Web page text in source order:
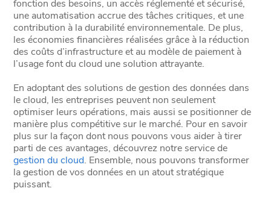
fonction des besoins, un accès réglementé et sécurisé,
une automatisation accrue des tâches critiques, et une
contribution à la durabilité environnementale. De plus,
les économies financières réalisées grâce à la réduction
des coûts d’infrastructure et au modèle de paiement à
l’usage font du cloud une solution attrayante.
En adoptant des solutions de gestion des données dans
le cloud, les entreprises peuvent non seulement
optimiser leurs opérations, mais aussi se positionner de
manière plus compétitive sur le marché. Pour en savoir
plus sur la façon dont nous pouvons vous aider à tirer
parti de ces avantages, découvrez notre service de
gestion du cloud. Ensemble, nous pouvons transformer
la gestion de vos données en un atout stratégique
puissant.